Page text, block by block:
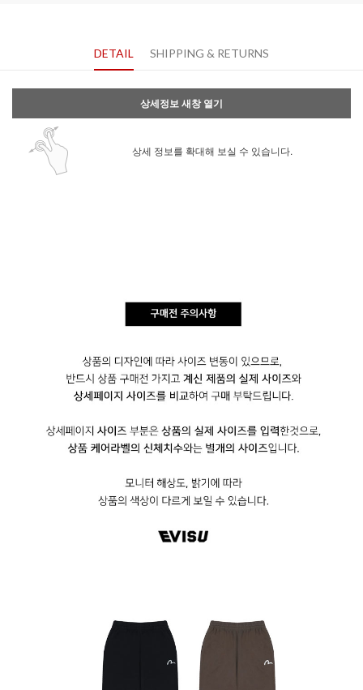
DETAIL SHIPPING & RETURNS
상세정보 새창 열기
상세 정보를 확대해 보실 수 있습니다.